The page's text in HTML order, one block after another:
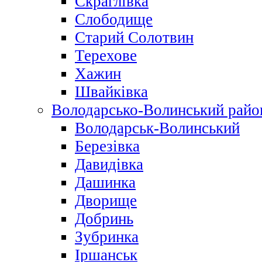
Слободище
Старий Солотвин
Терехове
Хажин
Швайківка
Володарсько-Волинський
Володарськ-Волинський
Березівка
Давидівка
Дашинка
Дворище
Добринь
Зубринка
Іршанськ